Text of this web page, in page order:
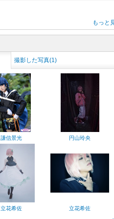
もっと
撮影した写真(1)
謙信景光 円山玲央
立花希佐 立花希佐